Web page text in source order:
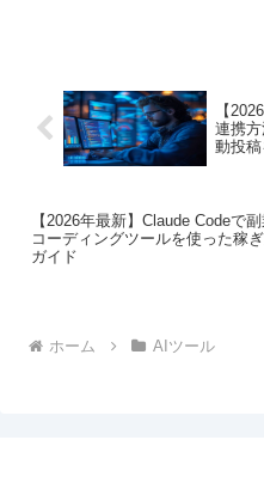
【
連携
動投
【2026年最新】Claude Codeで副
コーディングツールを使った稼
ガイド
ホーム AIツール